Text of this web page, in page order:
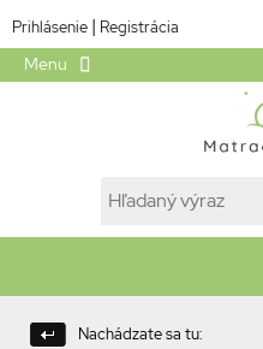
Prihlásenie | Registrácia
Menu
Nachádzate sa tu: